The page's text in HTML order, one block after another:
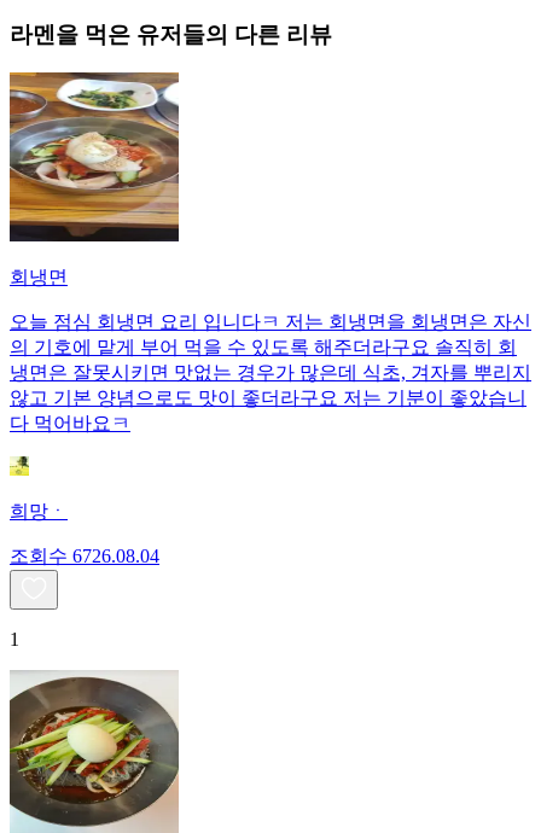
라멘 을 먹은 유저들의 다른 리뷰
회냉면
오늘 점심 회냉면 요리 입니다ㅋ 저는 회냉면을 회냉면은 자신
의 기호에 맡게 부어 먹을 수 있도록 해주더라구요 솔직히 회
냉면은 잘못시키면 맛없는 경우가 많은데 식초, 겨자를 뿌리지
않고 기본 양념으로도 맛이 좋더라구요 저는 기분이 좋았습니
다 먹어바요ㅋ
희망ㆍ
조회수 6726.08.04
1